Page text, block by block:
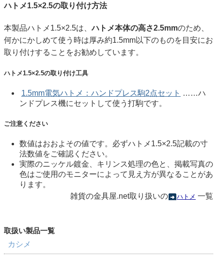
ハトメ1.5×2.5の取り付け方法
本製品ハトメ1.5×2.5は、ハトメ本体の高さ2.5mmのため、
何かにかしめて使う時は厚み約1.5mm以下のものを目安にお
取り付けすることをお勧めしています。
ハトメ1.5×2.5の取り付け工具
1.5mm電気ハトメ：ハンドプレス駒2点セット ……ハ
ンドプレス機にセットして使う打駒です。
ご注意ください
数値はおおよその値です。必ずハトメ1.5×2.5記載の寸
法数値をご確認ください。
実際のニッケル鍍金、キリンス処理の色と、掲載写真の
色はご使用のモニターによって見え方が異なることがあ
ります。
雑貨の金具屋.net取り扱いの
ハトメ 一覧
カシメ